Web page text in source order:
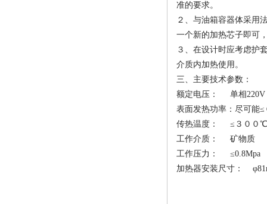
准的要求。
２、 与油箱容器体采用
一个新的加热芯子即可
３、在设计时应考虑护
介质内加热使用。
三、主要技术参数：
额定电压：
单相
表面发热功率：尽可能≤
传热温度：
≤３００℃
工作介质：
矿物质
工作压力：
≤0.8Mpa
加热器安装尺寸：
φ